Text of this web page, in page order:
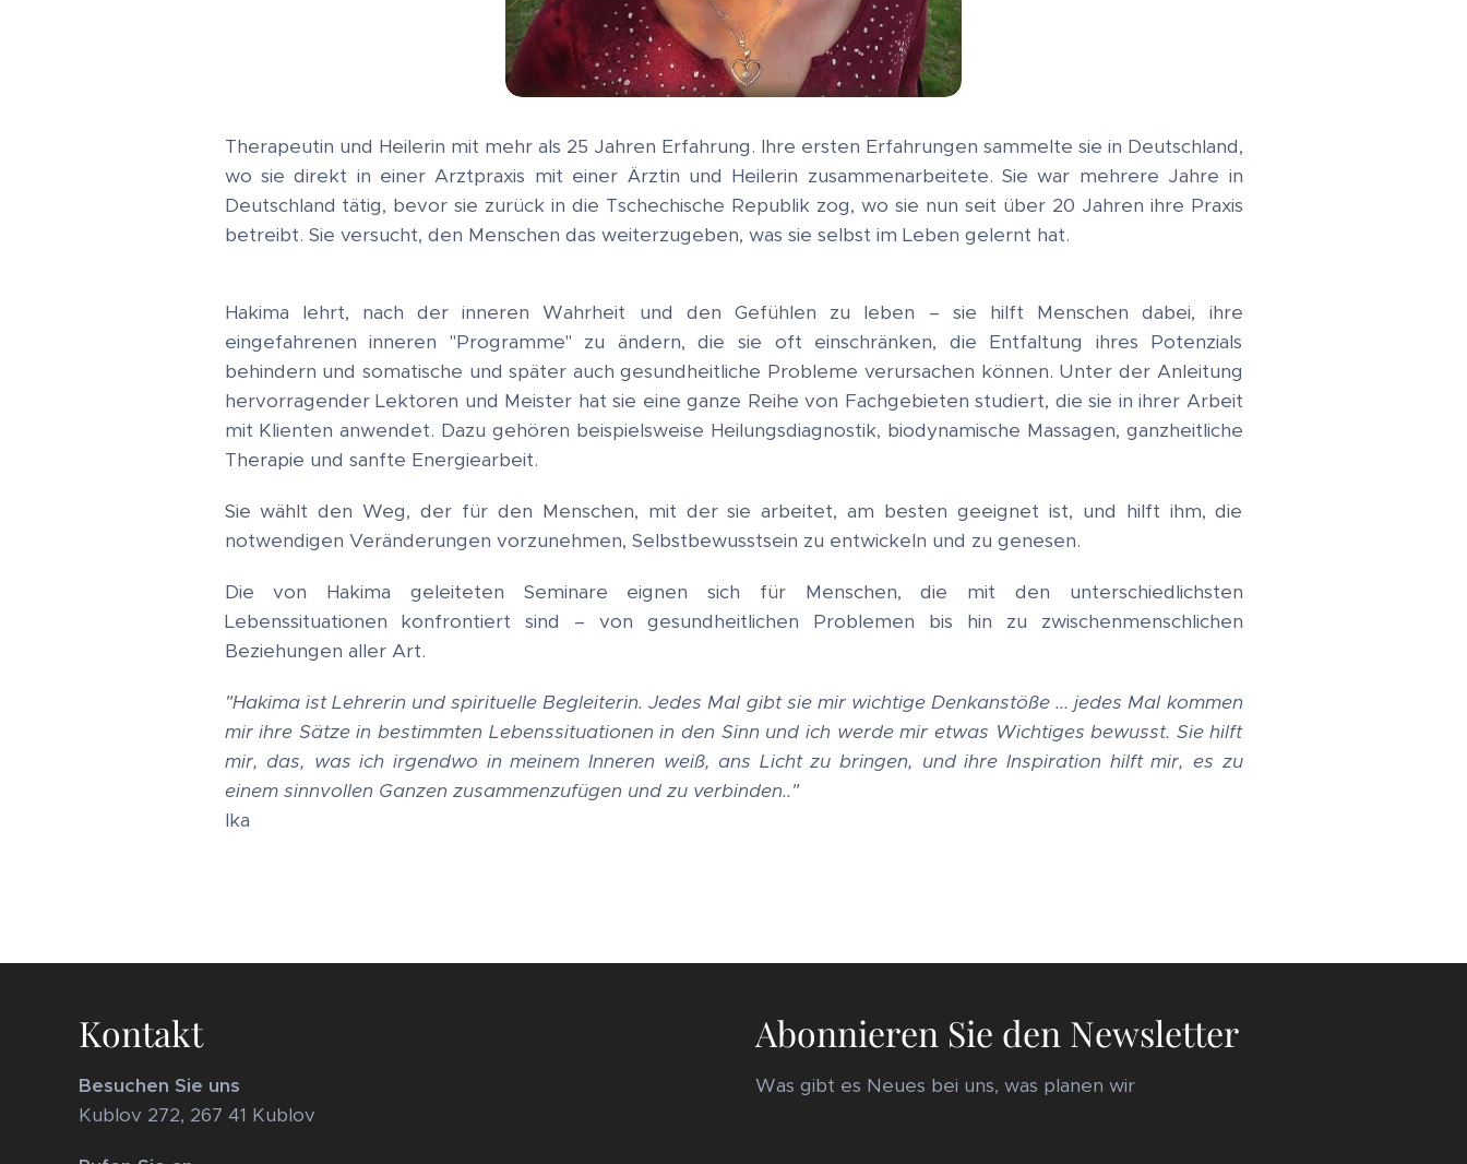
Therapeutin und Heilerin mit mehr als 25 Jahren Erfahrung. Ihre ersten Erfahrungen sammelte sie in Deutschland,
wo sie direkt in einer Arztpraxis mit einer Ärztin und Heilerin zusammenarbeitete. Sie war mehrere Jahre in
Deutschland tätig, bevor sie zurück in die Tschechische Republik zog, wo sie nun seit über 20 Jahren ihre Praxis
betreibt. Sie versucht, den Menschen das weiterzugeben, was sie selbst im Leben gelernt hat.
Hakima lehrt, nach der inneren Wahrheit und den Gefühlen zu leben – sie hilft Menschen dabei, ihre
eingefahrenen inneren "Programme" zu ändern, die sie oft einschränken, die Entfaltung ihres Potenzials
behindern und somatische und später auch gesundheitliche Probleme verursachen können. Unter der Anleitung
hervorragender Lektoren und Meister hat sie eine ganze Reihe von Fachgebieten studiert, die sie in ihrer Arbeit
mit Klienten anwendet. Dazu gehören beispielsweise Heilungsdiagnostik, biodynamische Massagen, ganzheitliche
Therapie und sanfte Energiearbeit.
Sie wählt den Weg, der für den Menschen, mit der sie arbeitet, am besten geeignet ist, und hilft ihm, die
notwendigen Veränderungen vorzunehmen, Selbstbewusstsein zu entwickeln und zu genesen.
Die von Hakima geleiteten Seminare eignen sich für Menschen, die mit den unterschiedlichsten
Lebenssituationen konfrontiert sind – von gesundheitlichen Problemen bis hin zu zwischenmenschlichen
Beziehungen aller Art.
"Hakima ist Lehrerin und spirituelle Begleiterin. Jedes Mal gibt sie mir wichtige Denkanstöße ... jedes Mal kommen
mir ihre Sätze in bestimmten Lebenssituationen in den Sinn und ich werde mir etwas Wichtiges bewusst. Sie hilft
mir, das, was ich irgendwo in meinem Inneren weiß, ans Licht zu bringen, und ihre Inspiration hilft mir, es zu
einem sinnvollen Ganzen zusammenzufügen und zu verbinden.."
Ika
Kontakt
Besuchen Sie uns
Kublov 272, 267 41 Kublov
Abonnieren Sie den Newsletter
Was gibt es Neues bei uns, was planen wir